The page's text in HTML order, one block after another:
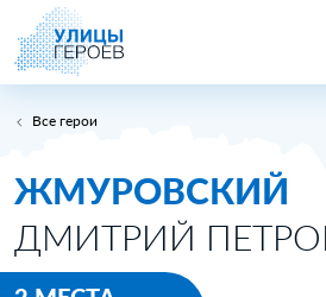
Все герои
ЖМУРОВСКИЙ
ДМИТРИЙ